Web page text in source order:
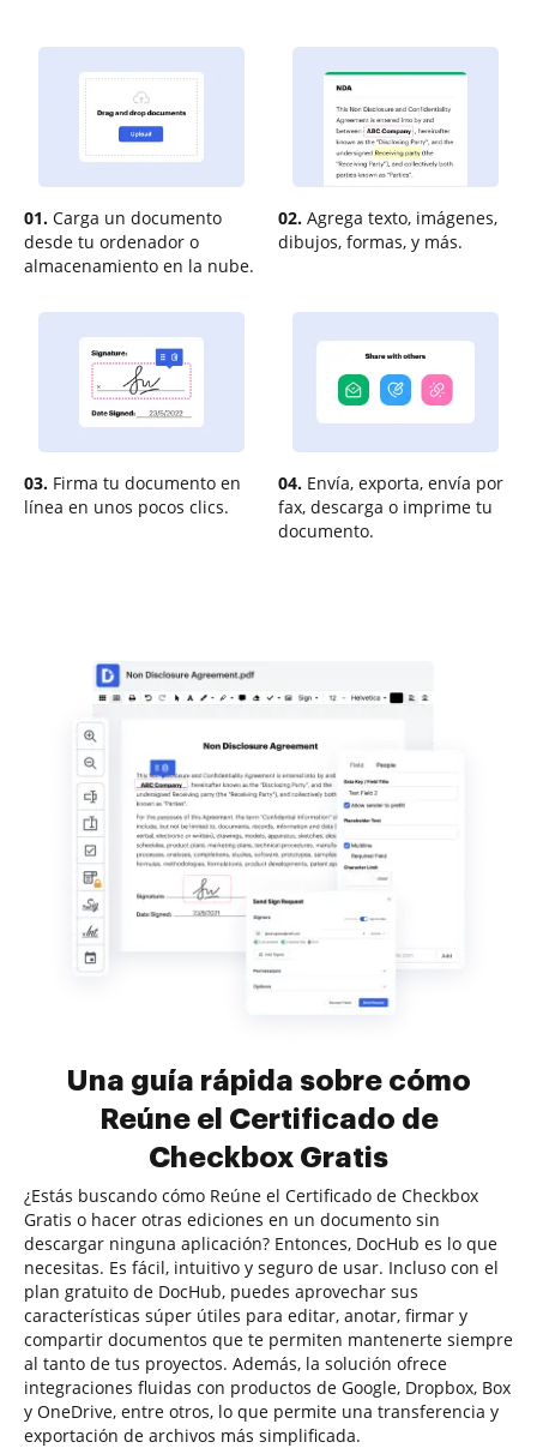
01. Carga un documento
desde tu ordenador o
almacenamiento en la nube.
02. Agrega texto, imágenes,
dibujos, formas, y más.
03. Firma tu documento en
línea en unos pocos clics.
04. Envía, exporta, envía por
fax, descarga o imprime tu
documento.
Una guía rápida sobre cómo
Reúne el Certificado de
Checkbox Gratis
¿Estás buscando cómo Reúne el Certificado de Checkbox
Gratis o hacer otras ediciones en un documento sin
descargar ninguna aplicación? Entonces, DocHub es lo que
necesitas. Es fácil, intuitivo y seguro de usar. Incluso con el
plan gratuito de DocHub, puedes aprovechar sus
características súper útiles para editar, anotar, firmar y
compartir documentos que te permiten mantenerte siempre
al tanto de tus proyectos. Además, la solución ofrece
integraciones fluidas con productos de Google, Dropbox, Box
y OneDrive, entre otros, lo que permite una transferencia y
exportación de archivos más simplificada.